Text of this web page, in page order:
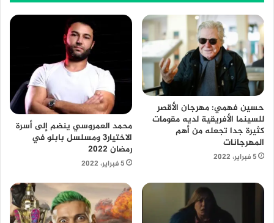
حسين فهمي: مهرجان الأقصر
للسينما الأفريقية لديه مقومات
كثيرة جدا تجعله من أهم
المهرجانات
5 فبراير، 2022
محمد العمروسي ينضم إلى أسرة
الاختيار3 ومسلسل بابلو في
رمضان 2022
5 فبراير، 2022